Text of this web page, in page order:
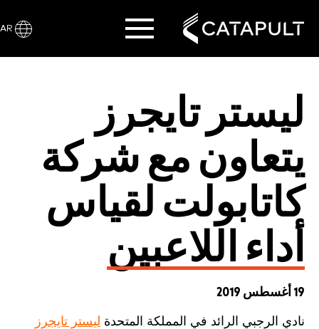
ليستر تايجرز
يتعاون مع شركة
كاتابولت لقياس
أداء اللاعبين
19 أغسطس 2019
نادي الرجبي الرائد في المملكة المتحدة ليستر تايجرز